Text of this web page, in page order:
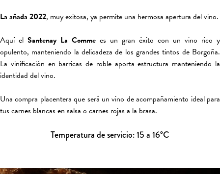
La añada 2022, muy exitosa, ya permite una hermosa apertura del vino.
Aquí el Santenay La Comme es un gran éxito con un vino rico y
opulento, manteniendo la delicadeza de los grandes tintos de Borgoña.
La vinificación en barricas de roble aporta estructura manteniendo la
identidad del vino.
Una compra placentera que será un vino de acompañamiento ideal para
tus carnes blancas en salsa o carnes rojas a la brasa.
Temperatura de servicio: 15 a 16°C